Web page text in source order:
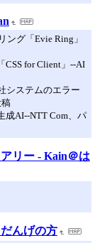
ング「Evie Ring」
CSS for Client」--AI
システムのエラー
成AI--NTT Com、パ
リー - Kain＠は
んげの方